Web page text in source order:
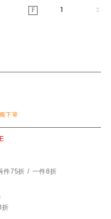
F
下單
件75折 / 一件8折
折